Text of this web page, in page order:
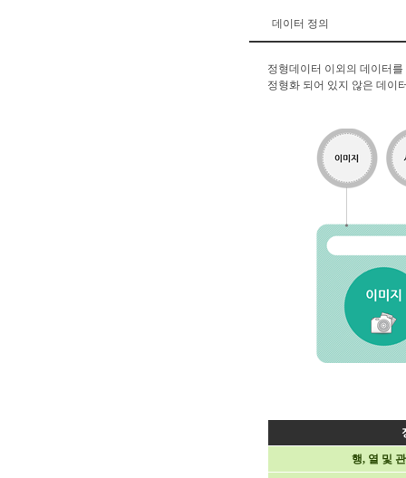
데이터 정의
정형데이터 이외의 데이터
정형화 되어 있지 않은 데이
행, 열 및